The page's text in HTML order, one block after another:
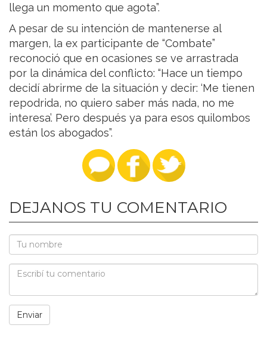
llega un momento que agota”.
A pesar de su intención de mantenerse al
margen, la ex participante de “Combate”
reconoció que en ocasiones se ve arrastrada
por la dinámica del conflicto: “Hace un tiempo
decidí abrirme de la situación y decir: ‘Me tienen
repodrida, no quiero saber más nada, no me
interesa’. Pero después ya para esos quilombos
están los abogados”.
DEJANOS TU COMENTARIO